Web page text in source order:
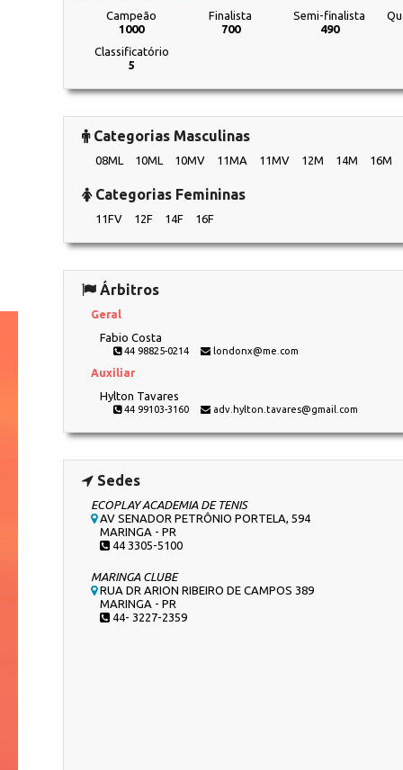
Campeão
1000
Finalista
700
Semi-finalista
490
Classificatório
5
Categorias Masculinas
08ML 10ML 10MV 11MA 11MV 12M 14M 16M
Categorias Femininas
11FV 12F 14F 16F
Árbitros
Geral
Fabio Costa
44 98825-0214 londonx@me.com
Auxiliar
Hylton Tavares
44 99103-3160 adv.hylton.tavares@gmail.com
Sedes
ECOPLAY ACADEMIA DE TENIS
AV SENADOR PETRÔNIO PORTELA, 594
MARINGA - PR
44 3305-5100
MARINGA CLUBE
RUA DR ARION RIBEIRO DE CAMPOS 389
MARINGA - PR
44- 3227-2359